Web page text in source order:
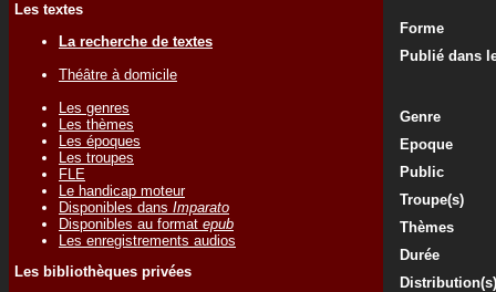
Les textes
La recherche de textes
Théâtre à domicile
Les genres
Les thèmes
Les époques
Les troupes
FLE
Le handicap moteur
Disponibles dans Imparato
Disponibles au format epub
Les enregistrements audios
Les bibliothèques privées
Forme
Publié dans
Genre
Epoque
Public
Troupe(s)
Thèmes
Durée
Distribution(s)